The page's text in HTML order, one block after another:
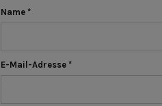
Name *
E-Mail-Adresse *